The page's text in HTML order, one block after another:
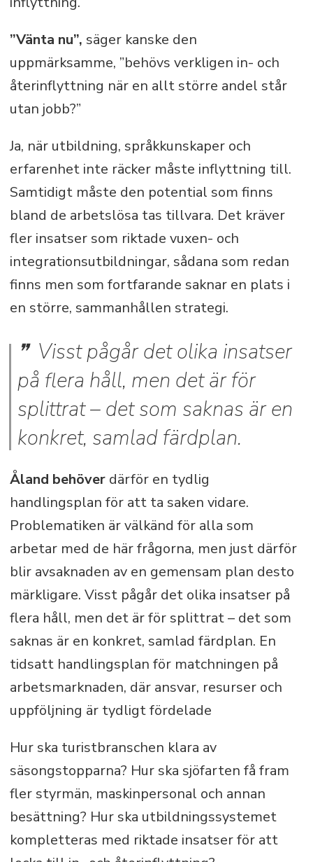
”Vänta nu”, säger kanske den
uppmärksamme, ”behövs verkligen in- och
återinflyttning när en allt större andel står
utan jobb?”
Ja, när utbildning, språkkunskaper och
erfarenhet inte räcker måste inflyttning till.
Samtidigt måste den potential som finns
bland de arbetslösa tas tillvara. Det kräver
fler insatser som riktade vuxen- och
integrationsutbildningar, sådana som redan
finns men som fortfarande saknar en plats i
en större, sammanhållen strategi.
Visst pågår det olika insatser
på flera håll, men det är för
splittrat – det som saknas är en
konkret, samlad färdplan.
Åland behöver därför en tydlig
handlingsplan för att ta saken vidare.
Problematiken är välkänd för alla som
arbetar med de här frågorna, men just därför
blir avsaknaden av en gemensam plan desto
märkligare. Visst pågår det olika insatser på
flera håll, men det är för splittrat – det som
saknas är en konkret, samlad färdplan. En
tidsatt handlingsplan för matchningen på
arbetsmarknaden, där ansvar, resurser och
uppföljning är tydligt fördelade
Hur ska turistbranschen klara av
säsongstopparna? Hur ska sjöfarten få fram
fler styrmän, maskinpersonal och annan
besättning? Hur ska utbildningssystemet
kompletteras med riktade insatser för att